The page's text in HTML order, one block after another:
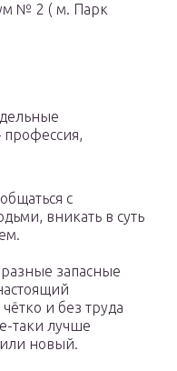
№ 2 ( м. Парк
профессия,
с
вникать в суть
запасные
и без труда
таки лучше
новый.